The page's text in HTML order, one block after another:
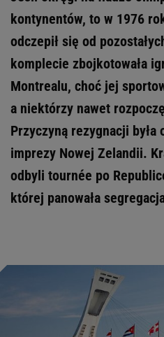
kontynentów, to w 1976
odczepił się od
komplecie zbojkotowała
Montrealu, choć jej
a niektórzy nawet
Przyczyną rezygnacji była
imprezy Nowej Zelandii.
odbyli tournée po
której panowała